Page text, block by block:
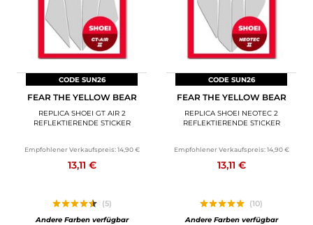
CODE SUN26
FEAR THE YELLOW BEAR
REPLICA SHOEI GT AIR 2
REFLEKTIERENDE STICKER
Empfohlener Verkaufspreis: 14,90 €
13,11 €
(5)
Andere Farben verfügbar
CODE SUN26
FEAR THE YELLOW BEAR
REPLICA SHOEI NEOTEC 2
REFLEKTIERENDE STICKER
Empfohlener Verkaufspreis: 14,90 €
13,11 €
(10)
Andere Farben verfügbar